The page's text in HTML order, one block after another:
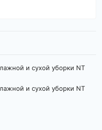
и сухой уборки NT
и сухой уборки NT